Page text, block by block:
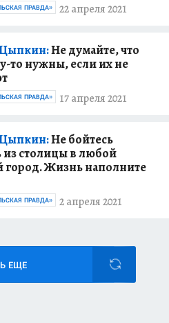
22 апреля 2021
ПРАВДА»
Не думайте, что
то нужны, если их не
17 апреля 2021
ПРАВДА»
Не бойтесь
из столицы в любой
город. Жизнь наполните
2 апреля 2021
ПРАВДА»
ЕЩЕ